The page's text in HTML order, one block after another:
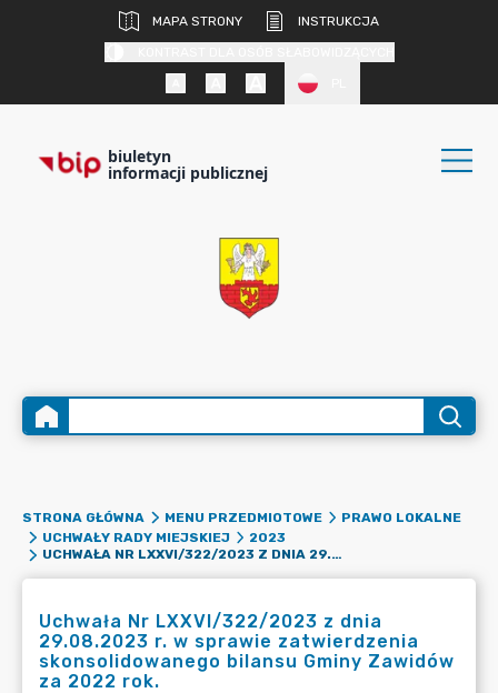
MAPA STRONY
INSTRUKCJA
biuletyn
informacji publicznej
STRONA GŁÓWNA MENU PRZEDMIOTOWE
PRAWO LOKALNE
UCHWAŁY RADY MIEJSKIEJ
2023
UCHWAŁA NR LXXVI/322/2023 Z DNIA 29.08.2023 R. W SPRAWIE ZATWIERDZENIA SKONSOLIDOWANEGO BILANSU GMINY ZAWIDÓW ZA 2022 ROK.
Uchwała Nr LXXVI/322/2023 z dnia
29.08.2023 r. w sprawie zatwierdzenia
skonsolidowanego bilansu Gminy Zawidów
za 2022 rok.